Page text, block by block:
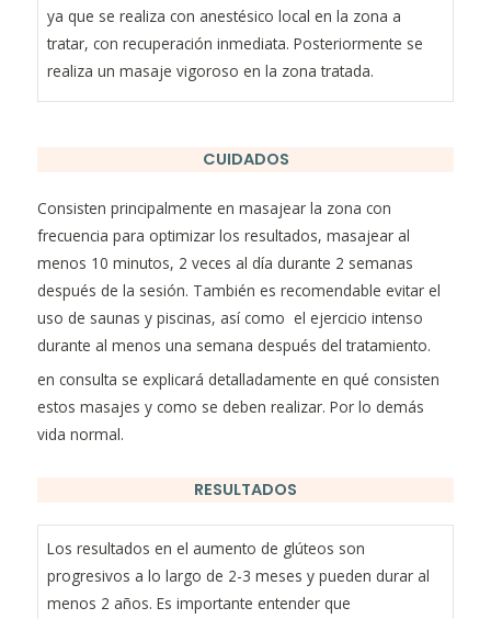
ya que se realiza con anestésico local en la zona a
tratar, con recuperación inmediata. Posteriormente se
realiza un masaje vigoroso en la zona tratada.
CUIDADOS
Consisten principalmente en masajear la zona con
frecuencia para optimizar los resultados, masajear al
menos 10 minutos, 2 veces al día durante 2 semanas
después de la sesión. También es recomendable evitar el
uso de saunas y piscinas, así como el ejercicio intenso
durante al menos una semana después del tratamiento.
en consulta se explicará detalladamente en qué consisten
estos masajes y como se deben realizar. Por lo demás
vida normal.
RESULTADOS
Los resultados en el aumento de glúteos son
progresivos a lo largo de 2-3 meses y pueden durar al
menos 2 años. Es importante entender que